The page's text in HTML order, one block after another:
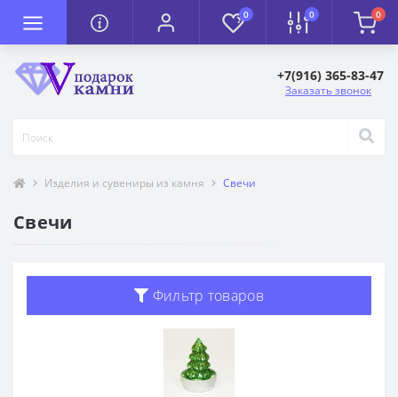
0 0 0
+7(916) 365-83-47
Заказать звонок
Изделия и сувениры из камня Свечи
Свечи
Фильтр товаров